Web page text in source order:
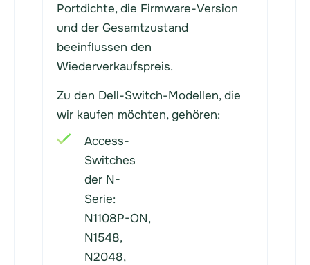
Portdichte, die Firmware-Version
und der Gesamtzustand
beeinflussen den
Wiederverkaufspreis.
Zu den Dell-Switch-Modellen, die
wir kaufen möchten, gehören:
Access-
Switches
der N-
Serie:
N1108P-ON,
N1548,
N2048,